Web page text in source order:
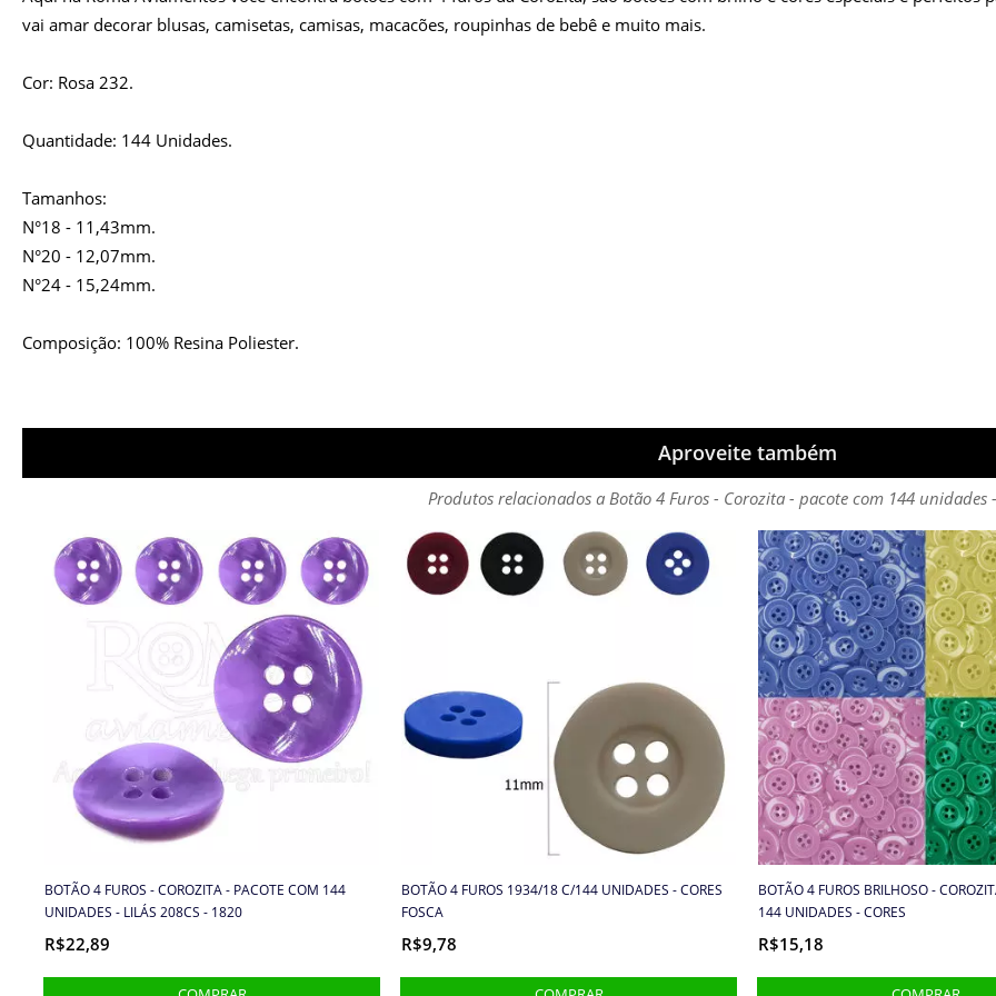
vai amar decorar blusas, camisetas, camisas, macacões, roupinhas de bebê e muito mais.
Cor: Rosa 232.
Quantidade: 144 Unidades.
Tamanhos:
N°18 - 11,43mm.
N°20 - 12,07mm.
N°24 - 15,24mm.
Composição: 100% Resina Poliester.
Aproveite também
Produtos relacionados a Botão 4 Furos - Corozita - pacote com 144 unidades
BOTÃO 4 FUROS - COROZITA - PACOTE COM 144
UNIDADES - LILÁS 208CS - 1820
R$22,89
BOTÃO 4 FUROS 1934/18 C/144 UNIDADES - CORES
FOSCA
R$9,78
BOTÃO 4 FUROS BRILHOSO -
144 UNIDADES - CORES
R$15,18